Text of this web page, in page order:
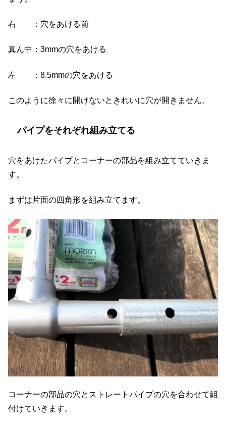
右 ：穴をあける前
真ん中：3mmの穴をあける
左 ：8.5mmの穴をあける
このように徐々に開けないときれいに穴が開きません。
パイプをそれぞれ組み立てる
穴をあけたパイプとコーナーの部品を組み立てていきま
す。
まずは片面の四角形を組み立てます。
コーナーの部品の穴とストレートパイプの穴を合わせて組
付けていきます。